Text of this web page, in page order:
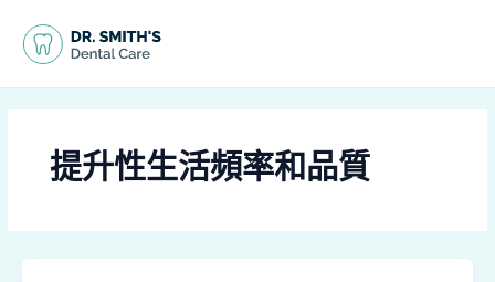
提升性生活頻率和品質